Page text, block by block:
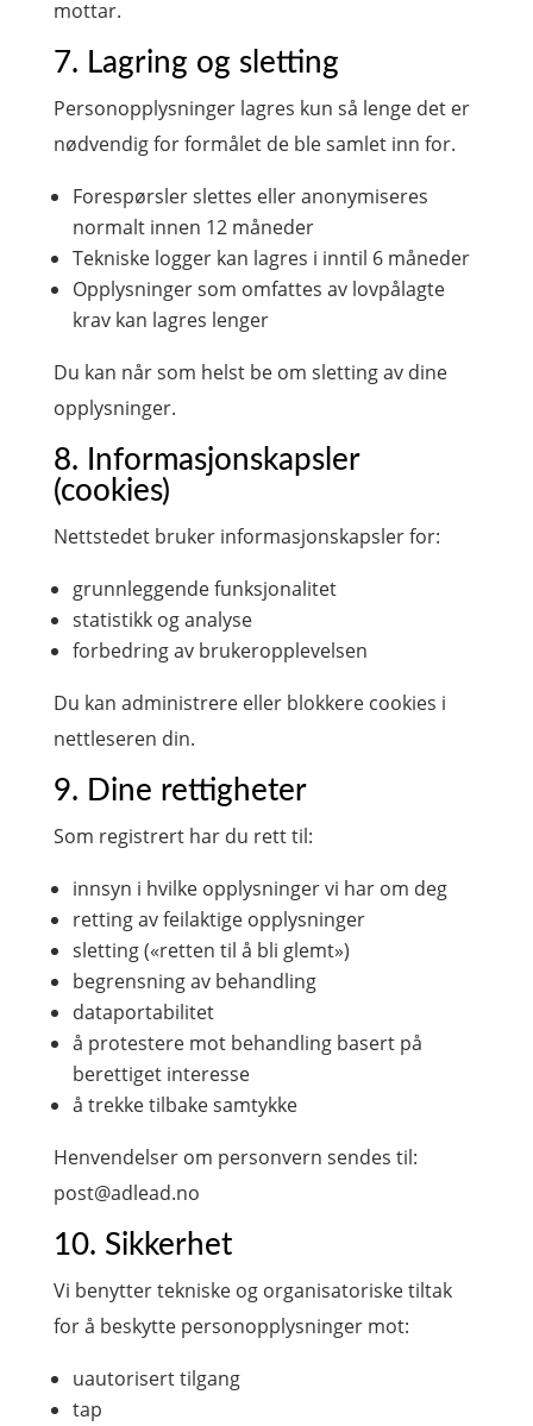
mottar.
7. Lagring og sletting
Personopplysninger lagres kun så lenge det er
nødvendig for formålet de ble samlet inn for.
Forespørsler slettes eller anonymiseres
normalt innen 12 måneder
Tekniske logger kan lagres i inntil 6 måneder
Opplysninger som omfattes av lovpålagte
krav kan lagres lenger
Du kan når som helst be om sletting av dine
opplysninger.
8. Informasjonskapsler
(cookies)
Nettstedet bruker informasjonskapsler for:
grunnleggende funksjonalitet
statistikk og analyse
forbedring av brukeropplevelsen
Du kan administrere eller blokkere cookies i
nettleseren din.
9. Dine rettigheter
Som registrert har du rett til:
innsyn i hvilke opplysninger vi har om deg
retting av feilaktige opplysninger
sletting («retten til å bli glemt»)
begrensning av behandling
dataportabilitet
å protestere mot behandling basert på
berettiget interesse
å trekke tilbake samtykke
Henvendelser om personvern sendes til:
post@adlead.no
10. Sikkerhet
Vi benytter tekniske og organisatoriske tiltak
for å beskytte personopplysninger mot:
uautorisert tilgang
tap